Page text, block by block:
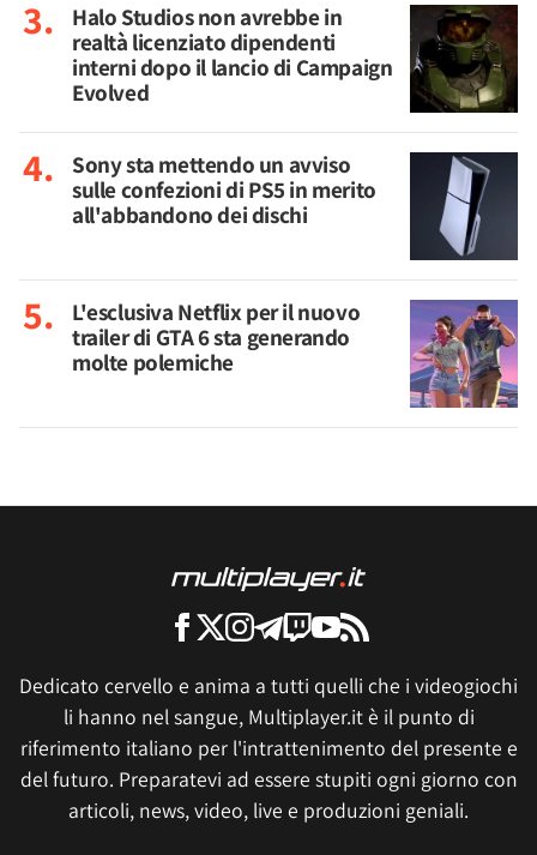
Halo Studios non avrebbe in
realtà licenziato dipendenti
interni dopo il lancio di Campaign
Evolved
Sony sta mettendo un avviso
sulle confezioni di PS5 in merito
all'abbandono dei dischi
L'esclusiva Netflix per il nuovo
trailer di GTA 6 sta generando
molte polemiche
Dedicato cervello e anima a tutti quelli che i videogiochi
li hanno nel sangue, Multiplayer.it è il punto di
riferimento italiano per l'intrattenimento del presente e
del futuro. Preparatevi ad essere stupiti ogni giorno con
articoli, news, video, live e produzioni geniali.